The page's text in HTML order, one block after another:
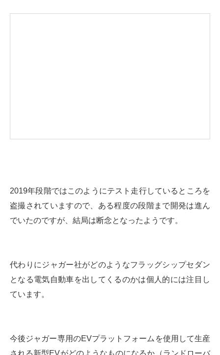
2019年段階ではこのようにテスト走行しているところを
盗撮されていますので、ある程度の段階まで開発は進ん
でいたのですが、結局は断念となったようです。
代わりにジャガー社がどのようなフラッグシップセダン
となる電気自動車を出してくるのかは個人的には注目し
ています。
今後ジャガー専用のEVプラットフォームを使用して生産